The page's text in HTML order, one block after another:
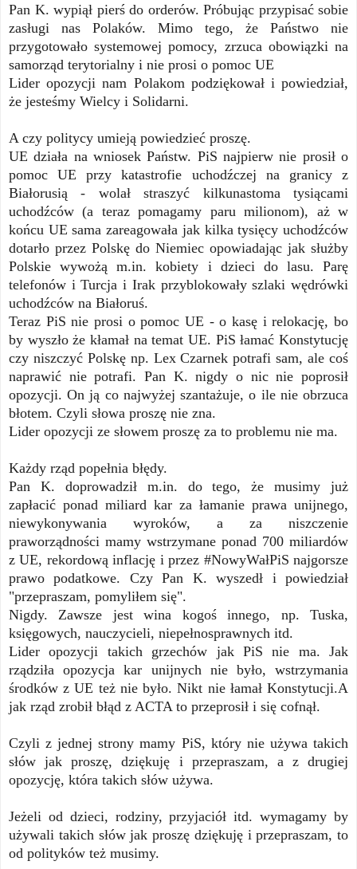
Pan K. wypiął pierś do orderów. Próbując przypisać sobie
zasługi nas Polaków. Mimo tego, że Państwo nie
przygotowało systemowej pomocy, zrzuca obowiązki na
samorząd terytorialny i nie prosi o pomoc UE
Lider opozycji nam Polakom podziękował i powiedział,
że jesteśmy Wielcy i Solidarni.
A czy politycy umieją powiedzieć proszę.
UE działa na wniosek Państw. PiS najpierw nie prosił o
pomoc UE przy katastrofie uchodźczej na granicy z
Białorusią - wolał straszyć kilkunastoma tysiącami
uchodźców (a teraz pomagamy paru milionom), aż w
końcu UE sama zareagowała jak kilka tysięcy uchodźców
dotarło przez Polskę do Niemiec opowiadając jak służby
Polskie wywożą m.in. kobiety i dzieci do lasu. Parę
telefonów i Turcja i Irak przyblokowały szlaki wędrówki
uchodźców na Białoruś.
Teraz PiS nie prosi o pomoc UE - o kasę i relokację, bo
by wyszło że kłamał na temat UE. PiS łamać Konstytucję
czy niszczyć Polskę np. Lex Czarnek potrafi sam, ale coś
naprawić nie potrafi. Pan K. nigdy o nic nie poprosił
opozycji. On ją co najwyżej szantażuje, o ile nie obrzuca
błotem. Czyli słowa proszę nie zna.
Lider opozycji ze słowem proszę za to problemu nie ma.
Każdy rząd popełnia błędy.
Pan K. doprowadził m.in. do tego, że musimy już
zapłacić ponad miliard kar za łamanie prawa unijnego,
niewykonywania wyroków, a za niszczenie
praworządności mamy wstrzymane ponad 700 miliardów
z UE, rekordową inflację i przez #NowyWałPiS najgorsze
prawo podatkowe. Czy Pan K. wyszedł i powiedział
"przepraszam, pomyliłem się".
Nigdy. Zawsze jest wina kogoś innego, np. Tuska,
księgowych, nauczycieli, niepełnosprawnych itd.
Lider opozycji takich grzechów jak PiS nie ma. Jak
rządziła opozycja kar unijnych nie było, wstrzymania
środków z UE też nie było. Nikt nie łamał Konstytucji.A
jak rząd zrobił błąd z ACTA to przeprosił i się cofnął.
Czyli z jednej strony mamy PiS, który nie używa takich
słów jak proszę, dziękuję i przepraszam, a z drugiej
opozycję, która takich słów używa.
Jeżeli od dzieci, rodziny, przyjaciół itd. wymagamy by
używali takich słów jak proszę dziękuję i przepraszam, to
od polityków też musimy.